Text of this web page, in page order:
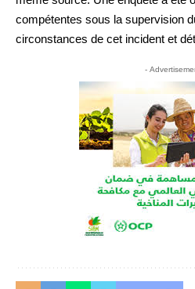
compétentes sous la supervision
circonstances de cet incident et